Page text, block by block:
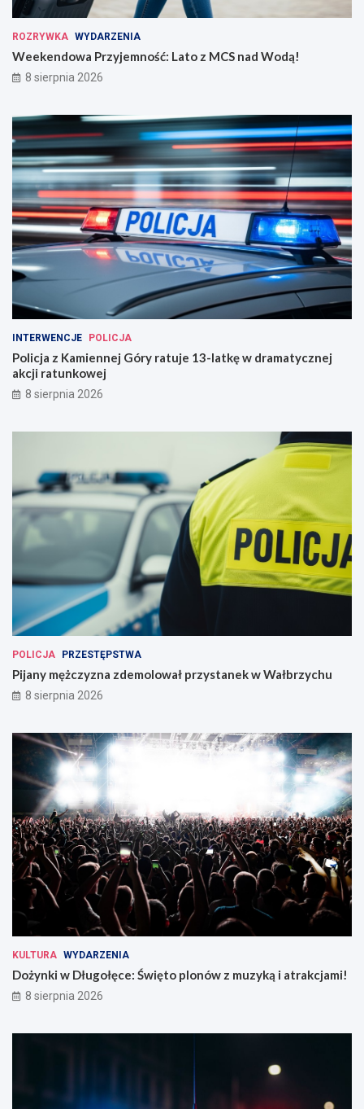
ROZRYWKA WYDARZENIA
Weekendowa Przyjemność: Lato z MCS nad Wodą!
8 sierpnia 2026
INTERWENCJE POLICJA
Policja z Kamiennej Góry ratuje 13-latkę w dramatycznej
akcji ratunkowej
8 sierpnia 2026
POLICJA PRZESTĘPSTWA
Pijany mężczyzna zdemolował przystanek w Wałbrzychu
8 sierpnia 2026
KULTURA WYDARZENIA
Dożynki w Długołęce: Święto plonów z muzyką i atrakcjami!
8 sierpnia 2026